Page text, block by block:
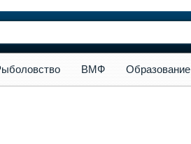
ВМФ Образование